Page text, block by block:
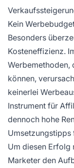
Kein
Besonders
Kosteneffizienz.
Werbemethoden,
können,
keinerlei
Instrument für
dennoch hohe
Um diesen Erfolg
Marketer den